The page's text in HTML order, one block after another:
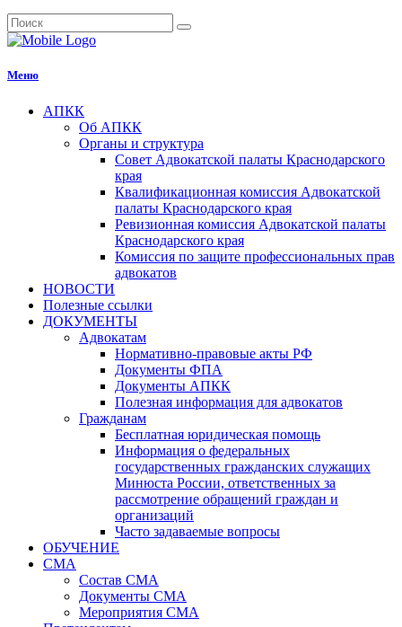
Меню
АПКК
Об АПКК
Органы и структура
Совет Адвокатской палаты Краснодарского
края
Квалификационная комиссия Адвокатской
палаты Краснодарского края
Ревизионная комиссия Адвокатской палаты
Краснодарского края
Комиссия по защите профессиональных прав
адвокатов
НОВОСТИ
Полезные ссылки
ДОКУМЕНТЫ
Адвокатам
Нормативно-правовые акты РФ
Документы ФПА
Документы АПКК
Полезная информация для адвокатов
Гражданам
Бесплатная юридическая помощь
Информация о федеральных
государственных гражданских служащих
Минюста России, ответственных за
рассмотрение обращений граждан и
организаций
Часто задаваемые вопросы
ОБУЧЕНИЕ
СМА
Состав СМА
Документы СМА
Мероприятия СМА